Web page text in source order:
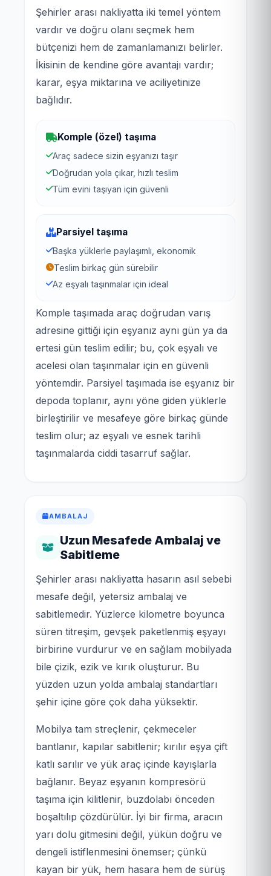
Şehirler arası nakliyatta iki temel yöntem
vardır ve doğru olanı seçmek hem
bütçenizi hem de zamanlamanızı belirler.
İkisinin de kendine göre avantajı vardır;
karar, eşya miktarına ve aciliyetinize
bağlıdır.
Komple (özel) taşıma
Araç sadece sizin eşyanızı taşır
Doğrudan yola çıkar, hızlı teslim
Tüm evini taşıyan için güvenli
Parsiyel taşıma
Başka yüklerle paylaşımlı, ekonomik
Teslim birkaç gün sürebilir
Az eşyalı taşınmalar için ideal
Komple taşımada araç doğrudan varış
adresine gittiği için eşyanız aynı gün ya da
ertesi gün teslim edilir; bu, çok eşyalı ve
acelesi olan taşınmalar için en güvenli
yöntemdir. Parsiyel taşımada ise eşyanız bir
depoda toplanır, aynı yöne giden yüklerle
birleştirilir ve mesafeye göre birkaç günde
teslim olur; az eşyalı ve esnek tarihli
taşınmalarda ciddi tasarruf sağlar.
AMBALAJ
Uzun Mesafede Ambalaj ve
Sabitleme
Şehirler arası nakliyatta hasarın asıl sebebi
mesafe değil, yetersiz ambalaj ve
sabitlemedir. Yüzlerce kilometre boyunca
süren titreşim, gevşek paketlenmiş eşyayı
birbirine vurdurur ve en sağlam mobilyada
bile çizik, ezik ve kırık oluşturur. Bu
yüzden uzun yolda ambalaj standartları
şehir içine göre çok daha yüksektir.
Mobilya tam streçlenir, çekmeceler
bantlanır, kapılar sabitlenir; kırılır eşya çift
katlı sarılır ve yük araç içinde kayışlarla
bağlanır. Beyaz eşyanın kompresörü
taşıma için kilitlenir, buzdolabı önceden
boşaltılıp çözdürülür. İyi bir firma, aracın
yarı dolu gitmesini değil, yükün doğru ve
dengeli istiflenmesini önemser; çünkü
kayan bir yük, hem hasara hem de sürüş